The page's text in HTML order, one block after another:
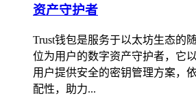
资产守护者
Trust钱包是服务于以太坊生态的
位为用户的数字资产守护者，它
用户提供安全的密钥管理方案，
配性，助力...